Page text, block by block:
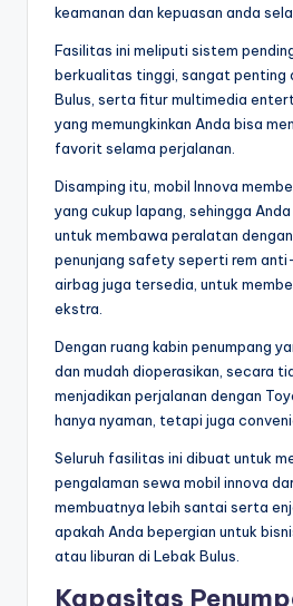
keamanan dan kepuasan anda
Fasilitas ini meliputi sistem
berkualitas tinggi, sangat penting
Bulus, serta fitur multimedia
yang memungkinkan Anda bisa
favorit selama perjalanan.
Disamping itu, mobil Innova
yang cukup lapang, sehingga
untuk membawa peralatan
penunjang safety seperti rem
airbag juga tersedia, untuk
ekstra.
Dengan ruang kabin penumpang
dan mudah dioperasikan, secara
menjadikan perjalanan dengan
hanya nyaman, tetapi juga
Seluruh fasilitas ini dibuat untuk
pengalaman sewa mobil innova
membuatnya lebih santai serta
apakah Anda bepergian untuk
atau liburan di Lebak Bulus.
Kapasitas